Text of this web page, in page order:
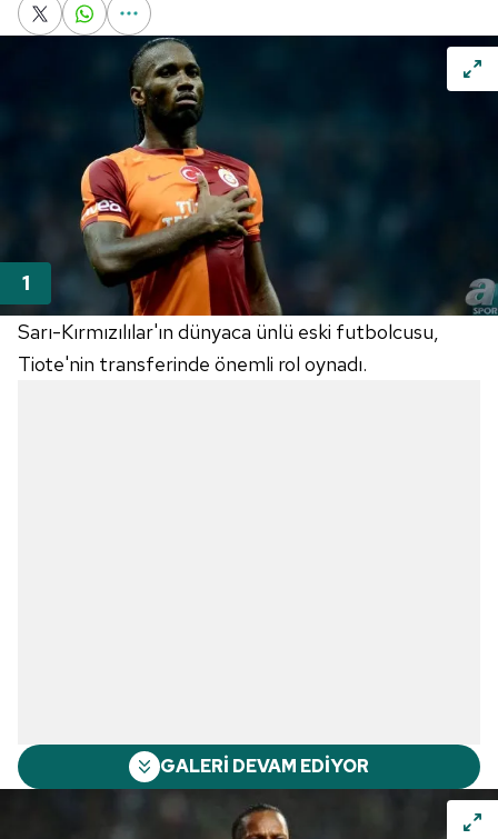
Sarı-Kırmızılılar'ın dünyaca ünlü eski futbolcusu,
Tiote'nin transferinde önemli rol oynadı.
GALERİ DEVAM EDİYOR